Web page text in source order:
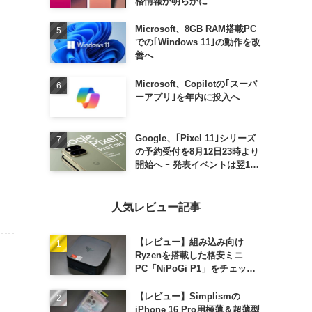
Microsoft、8GB RAM搭載PC
での｢Windows 11｣の動作を改
善へ
Microsoft、Copilotの｢スーパ
ーアプリ｣を年内に投入へ
Google、｢Pixel 11｣シリーズ
の予約受付を8月12日23時より
開始へ ｰ 発表イベントは翌13
人気レビュー記事
【レビュー】組み込み向け
Ryzenを搭載した格安ミニ
PC「NiPoGi P1」をチェック
高性能
【レビュー】Simplismの
iPhone 16 Pro用極薄＆超薄型